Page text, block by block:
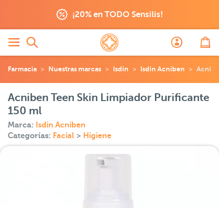
¡20% en TODO Sensilis!
Farmacia Nuestras marcas Isdin Isdin Acniben
Acniben Teen Skin Limpiador Purificante
150 ml
Marca: Isdin Acniben
Categorías: Facial > Higiene